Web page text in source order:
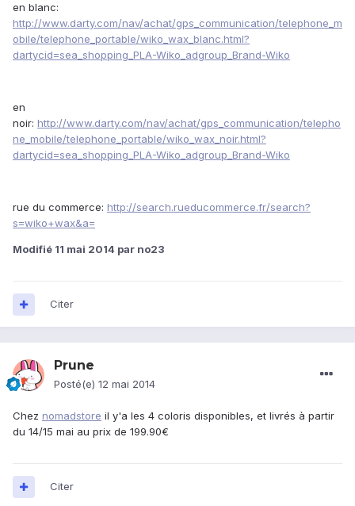
en blanc:
http://www.darty.com/nav/achat/gps_communication/telephone_m
obile/telephone_portable/wiko_wax_blanc.html?
dartycid=sea_shopping_PLA-Wiko_adgroup_Brand-Wiko
en
noir: http://www.darty.com/nav/achat/gps_communication/telepho
ne_mobile/telephone_portable/wiko_wax_noir.html?
dartycid=sea_shopping_PLA-Wiko_adgroup_Brand-Wiko
rue du commerce: http://search.rueducommerce.fr/search?
s=wiko+wax&a=
Modifié 11 mai 2014 par no23
Citer
Prune
Posté(e) 12 mai 2014
Chez nomadstore il y'a les 4 coloris disponibles, et livrés à partir
du 14/15 mai au prix de 199.90€
Citer